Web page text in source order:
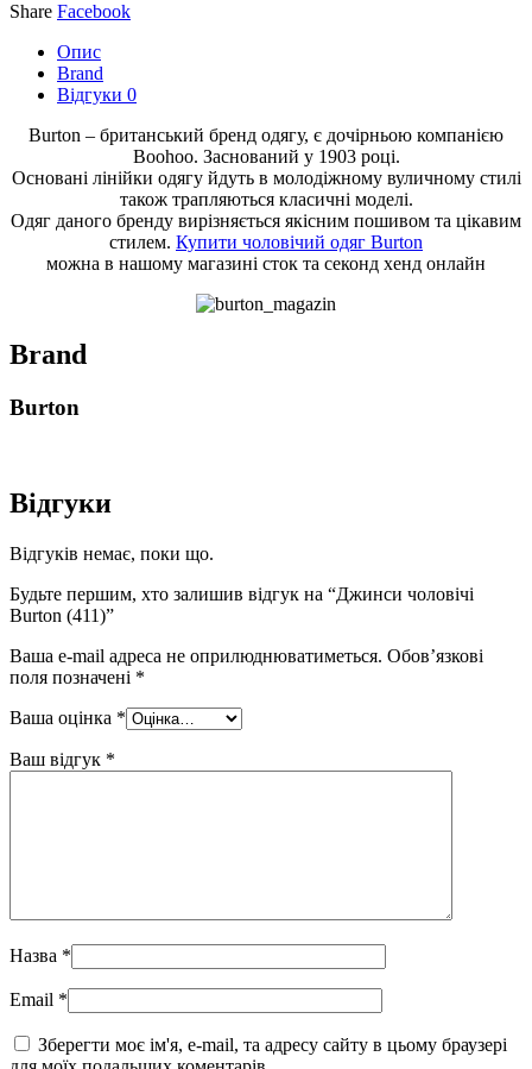
Share Facebook
Опис
Brand
Відгуки 0
Burton – британський бренд одягу, є дочірньою компанією
Boohoo. Заснований у 1903 році.
Основані лінійки одягу йдуть в молодіжному вуличному стилі
також трапляються класичні моделі.
Одяг даного бренду вирізняється якісним пошивом та цікавим
стилем. Купити чоловічий одяг Burton
можна в нашому магазині сток та секонд хенд онлайн
Brand
Burton
Відгуки
Відгуків немає, поки що.
Будьте першим, хто залишив відгук на “Джинси чоловічі
Burton (411)”
Ваша e-mail адреса не оприлюднюватиметься. Обов’язкові
поля позначені *
Ваша оцінка *
Ваш відгук *
Назва *
Email *
Зберегти моє ім'я, e-mail, та адресу сайту в цьому браузері